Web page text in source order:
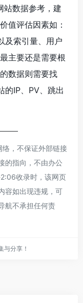
站数据参考，建
值评估因素如：
及索引量、用户
主要还是需要根
数据则需要找
的IP、PV、跳出
，不保证外部链接
的指向，不由办公
收录时，该网页
容如出现违规，可
航不承担任何责
与分享！